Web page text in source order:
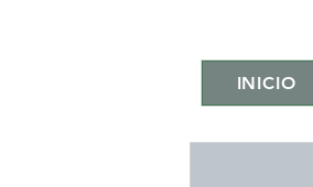
INICIO